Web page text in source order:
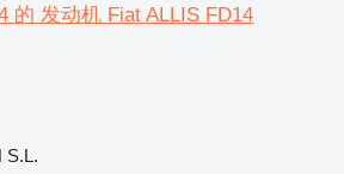
的 发动机 Fiat ALLIS FD14
S.L.